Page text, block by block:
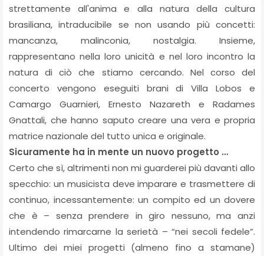
strettamente all'anima e alla natura della cultura
brasiliana, intraducibile se non usando più concetti:
mancanza, malinconia, nostalgia. Insieme,
rappresentano nella loro unicità e nel loro incontro la
natura di ciò che stiamo cercando. Nel corso del
concerto vengono eseguiti brani di Villa Lobos e
Camargo Guarnieri, Ernesto Nazareth e Radames
Gnattali, che hanno saputo creare una vera e propria
matrice nazionale del tutto unica e originale.
Sicuramente ha in mente un nuovo progetto …
Certo che sì, altrimenti non mi guarderei più davanti allo
specchio: un musicista deve imparare e trasmettere di
continuo, incessantemente: un compito ed un dovere
che è – senza prendere in giro nessuno, ma anzi
intendendo rimarcarne la serietà – “nei secoli fedele”.
Ultimo dei miei progetti (almeno fino a stamane)